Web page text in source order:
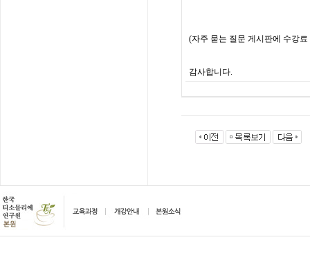
(자주 묻는 질문 게시판에 수강료
감사합니다.